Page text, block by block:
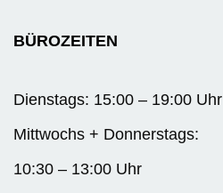
BÜROZEITEN
Dienstags: 15:00 – 19:00 Uhr
Mittwochs + Donnerstags:
10:30 – 13:00 Uhr